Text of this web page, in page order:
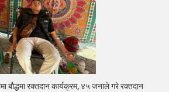
बौद्धमा रक्तदान कार्यक्रम, ४५ जनाले गरे रक्तदान